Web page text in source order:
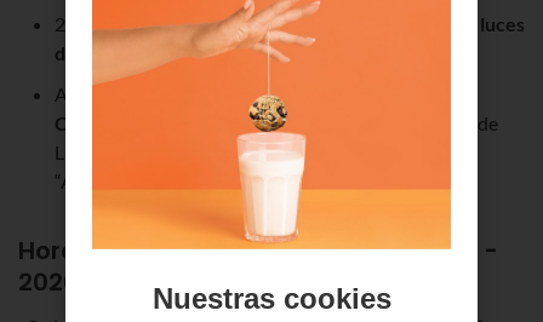
20:00 h. Parque de Doña Casilda:
encendido de las luces
de Navidad Bilbao 2025.
A continuación:
música en el
Casilda,
sonarán “Hator hator”, “Navidad, navidad” de
Luis Miguel, “White Christmas” de Michael Bublé y
“Alaken”.
Horario de las luces de Navidad2025 -
2026
en BilbaoNuestras cookies